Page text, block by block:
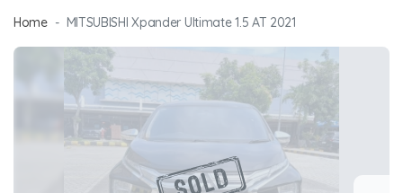
Home MITSUBISHI Xpander Ultimate 1.5 AT 2021